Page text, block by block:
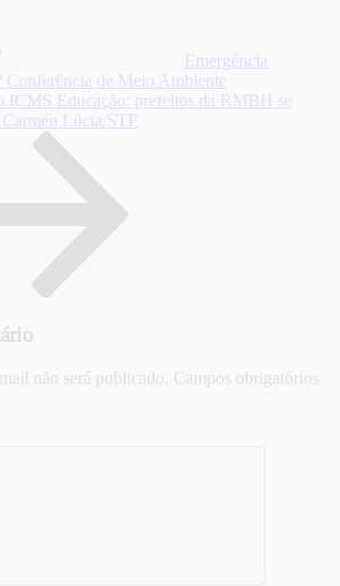
Emergência
Conferência de Meio Ambiente
ICMS Educação: prefeitos da RMBH se
Lúcia/STF
não será publicado. Campos obrigatórios